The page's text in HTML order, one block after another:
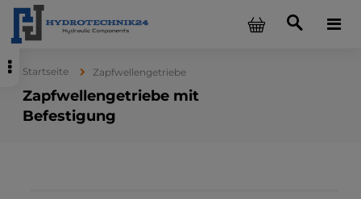
Startseite Zapfwellengetriebe
Zapfwellengetriebe mit
Befestigung